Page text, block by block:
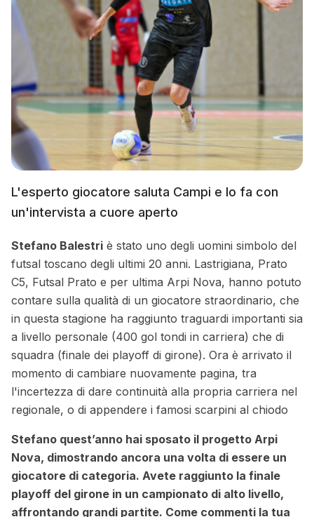
L'esperto giocatore saluta Campi e lo fa con
un'intervista a cuore aperto
Stefano Balestri è stato uno degli uomini simbolo del
futsal toscano degli ultimi 20 anni. Lastrigiana, Prato
C5, Futsal Prato e per ultima Arpi Nova, hanno potuto
contare sulla qualità di un giocatore straordinario, che
in questa stagione ha raggiunto traguardi importanti sia
a livello personale (400 gol tondi in carriera) che di
squadra (finale dei playoff di girone). Ora è arrivato il
momento di cambiare nuovamente pagina, tra
l'incertezza di dare continuità alla propria carriera nel
regionale, o di appendere i famosi scarpini al chiodo
Stefano quest’anno hai sposato il progetto Arpi
Nova, dimostrando ancora una volta di essere un
giocatore di categoria. Avete raggiunto la finale
playoff del girone in un campionato di alto livello,
affrontando grandi partite. Come commenti la tua